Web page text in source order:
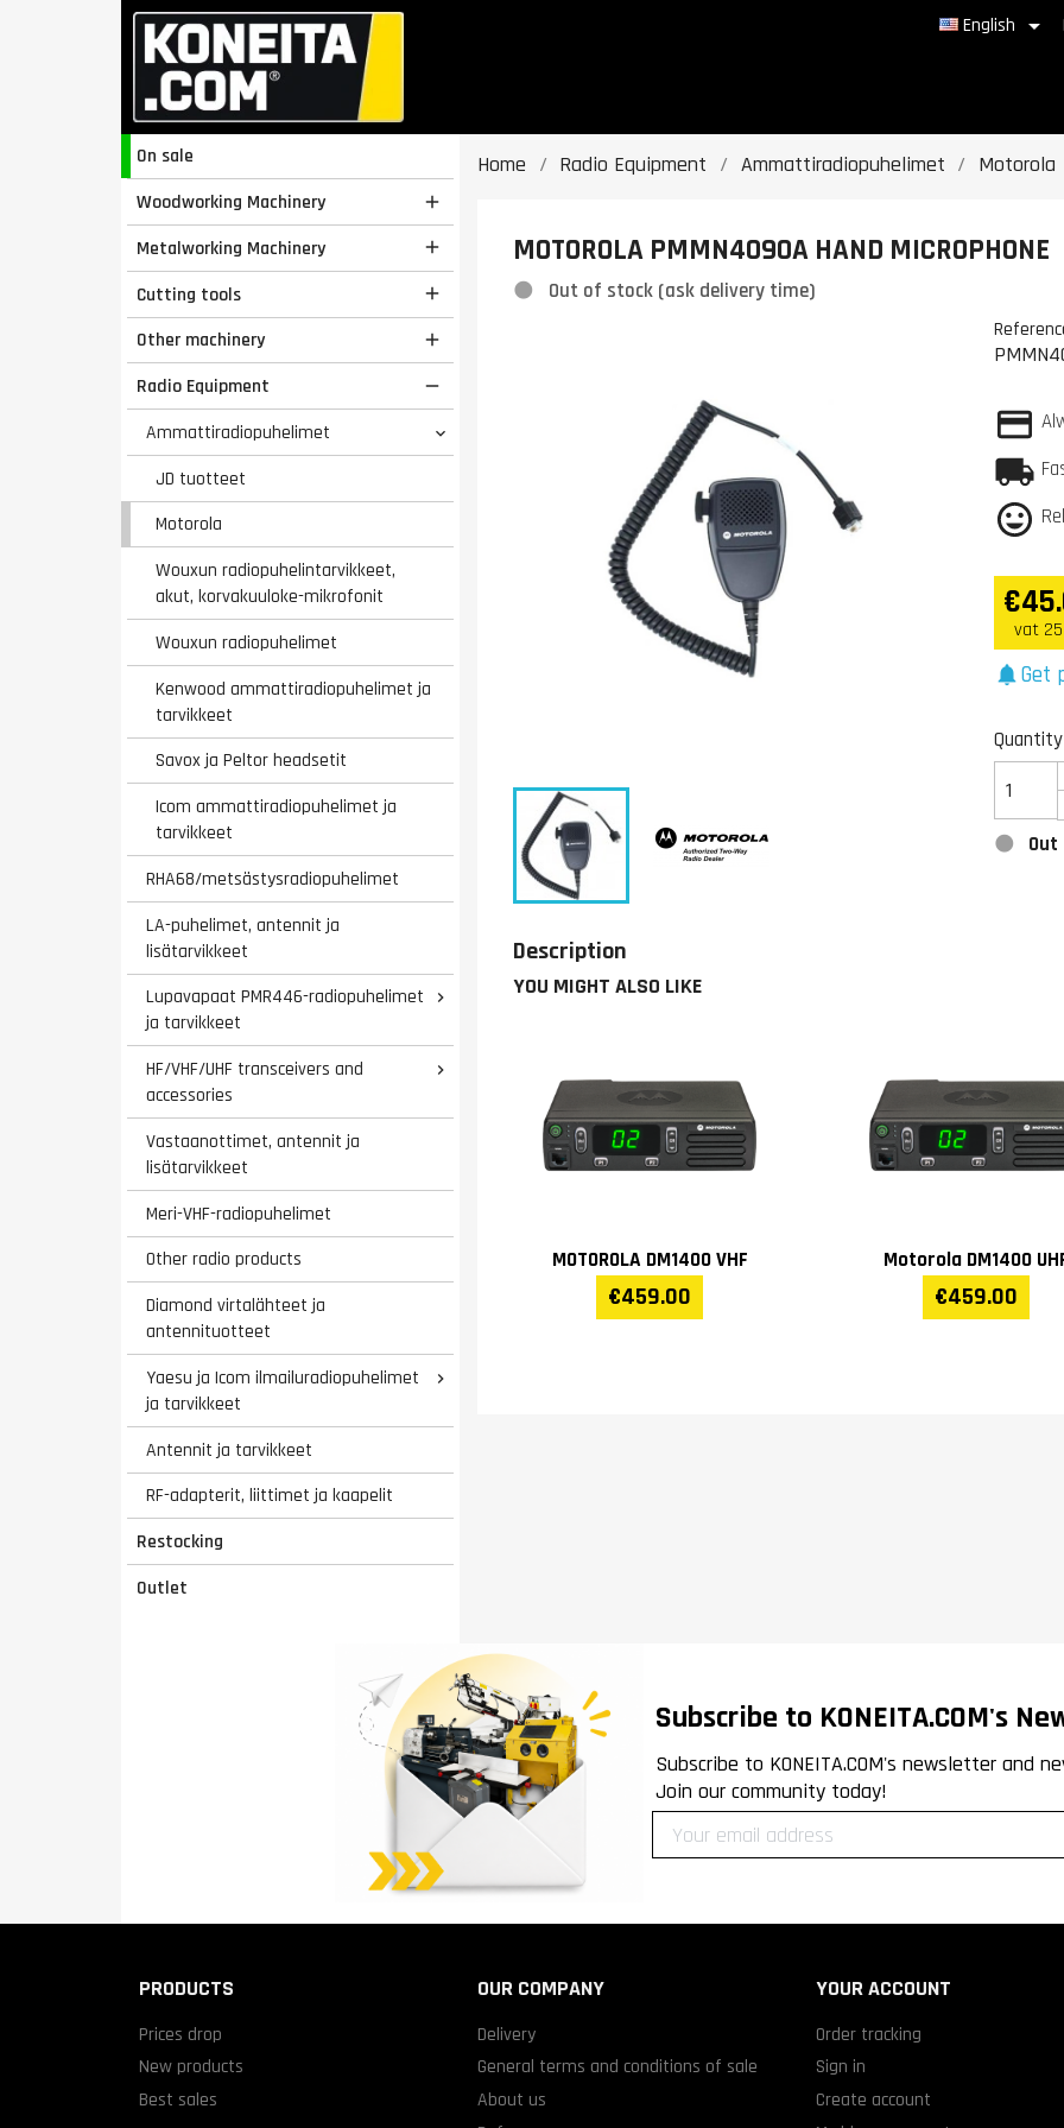
English 
On sale
Woodworking Machinery

Metalworking Machinery 
Cutting tools 
Other machinery 
Radio Equipment 
Ammattiradiopuhelimet 
JD tuotteet
Motorola
Wouxun radiopuhelintarvikkeet,
akut, korvakuuloke-mikrofonit
Wouxun radiopuhelimet
Kenwood ammattiradiopuhelimet ja
tarvikkeet
Savox ja Peltor headsetit
Icom ammattiradiopuhelimet ja
tarvikkeet
RHA68/metsästysradiopuhelimet
LA-puhelimet, antennit ja
lisätarvikkeet
Lupavapaat PMR446-radiopuhelimet
ja tarvikkeet

HF/VHF/UHF transceivers and
accessories

Vastaanottimet, antennit ja
lisätarvikkeet
Meri-VHF-radiopuhelimet
Other radio products
Diamond virtalähteet ja
antennituotteet
Yaesu ja Icom ilmailuradiopuhelimet
ja tarvikkeet

Antennit ja tarvikkeet
RF-adapterit, liittimet ja kaapelit
Restocking
Outlet
Home Radio Equipment Ammattiradiopuhelimet Motorola
MOTOROLA PMMN4090A HAND MICROPHONE
Out of stock (ask delivery time)
vat
notificationsGet
Quantity
Description
YOU MIGHT ALSO LIKE
MOTOROLA DM1400 VHF
€459.00
Motorola DM1400
€459.00
Subscribe to KONEITA.COM's
Subscribe to KONEITA.COM's newsletter and
Join our community today!
PRODUCTS
Prices drop
New products
Best sales
OUR COMPANY
Delivery
General terms and conditions of sale
About us
YOUR ACCOUNT
Order tracking
Sign in
Create account